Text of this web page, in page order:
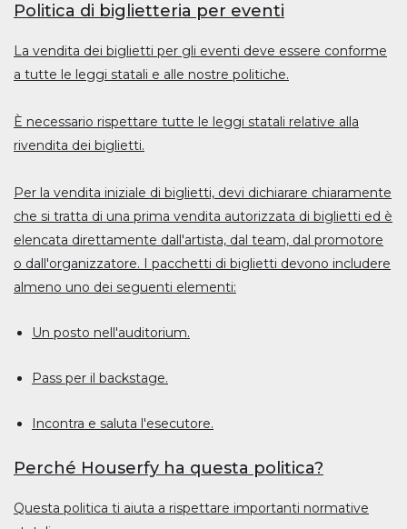
Politica di biglietteria per eventi
La vendita dei biglietti per gli eventi deve essere conforme
a tutte le leggi statali e alle nostre politiche.
È necessario rispettare tutte le leggi statali relative alla
rivendita dei biglietti.
Per la vendita iniziale di biglietti, devi dichiarare chiaramente
che si tratta di una prima vendita autorizzata di biglietti ed è
elencata direttamente dall'artista, dal team, dal promotore
o dall'organizzatore. I pacchetti di biglietti devono includere
almeno uno dei seguenti elementi:
Un posto nell'auditorium.
Pass per il backstage.
Incontra e saluta l'esecutore.
Perché Houserfy ha questa politica?
Questa politica ti aiuta a rispettare importanti normative